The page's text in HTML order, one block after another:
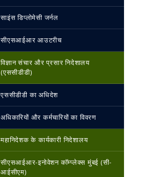
साइंस डिप्लोमेसी जर्नल
सीएसआईआर आउटरीच
विज्ञान संचार और प्रसार निदेशालय
(एससीडीडी)
एससीडीडी का अधिदेश
अधिकारियों और कर्मचारियों का विवरण
महानिदेशक के कार्यकारी निदेशालय
सीएसआईआर-इनोवेशन कॉम्प्लेक्स मुंबई (सी-
आईसीएम)